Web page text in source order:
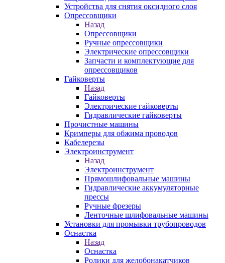
Устройства для снятия оксидного слоя
Опрессовщики
Назад
Опрессовщики
Ручные опрессовщики
Электрические опрессовщики
Запчасти и комплектующие для
опрессовщиков
Гайковерты
Назад
Гайковерты
Электрические гайковерты
Гидравлические гайковерты
Прочистные машины
Кримперы для обжима проводов
Кабелерезы
Электроинструмент
Назад
Электроинструмент
Прямошлифовальные машины
Гидравлические аккумуляторные
прессы
Ручные фрезеры
Ленточные шлифовальные машины
Установки для промывки трубопроводов
Оснастка
Назад
Оснастка
Ролики для желобонакатчиков